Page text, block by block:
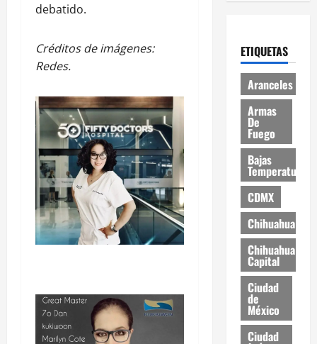
debatido.
Créditos de imágenes:
Redes.
ETIQUETAS
Aranceles
Armas
De
Fuego
Bajas
Temperaturas
CDMX
Chihuahua
Chihuahua
Capital
Ciudad
de
México
Ciudad